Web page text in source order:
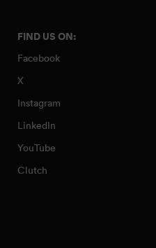
FIND US ON:
Facebook
X
Instagram
LinkedIn
YouTube
Clutch